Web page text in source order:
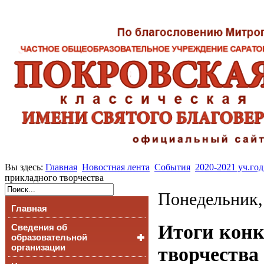
Вы здесь: Главная Новостная лента События 2020-2021 уч.год
прикладного творчества
Главная
Сведения об
образовательной
организации
Итоги
творчества